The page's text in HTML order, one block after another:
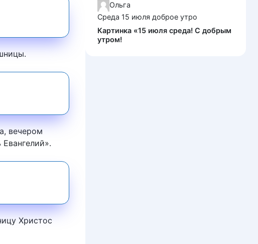
вечером
Христос
Ольга
Среда 15 июля доброе утро
Картинка «15 июля среда! С добрым
утром!